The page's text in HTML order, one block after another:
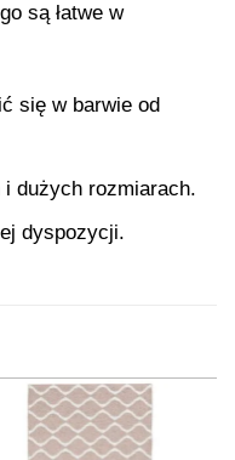
są łatwe w
się w barwie od
i dużych rozmiarach.
dyspozycji.